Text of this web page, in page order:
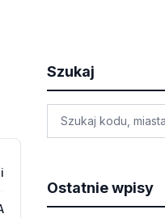
Szukaj
Ostatnie wpisy